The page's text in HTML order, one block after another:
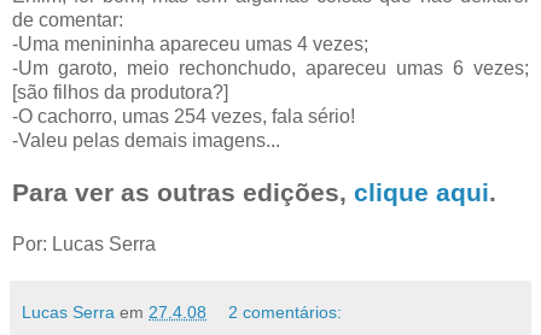
de comentar:
-Uma menininha apareceu umas 4 vezes;
-Um garoto, meio rechonchudo, apareceu umas 6 vezes;
[são filhos da produtora?]
-O cachorro, umas 254 vezes, fala sério!
-Valeu pelas demais imagens...
Para ver as outras edições, clique aqui.
Por: Lucas Serra
Lucas Serra em 27.4.08 2 comentários: